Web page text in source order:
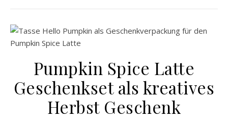
Pumpkin Spice Latte
Geschenkset als kreatives
Herbst Geschenk